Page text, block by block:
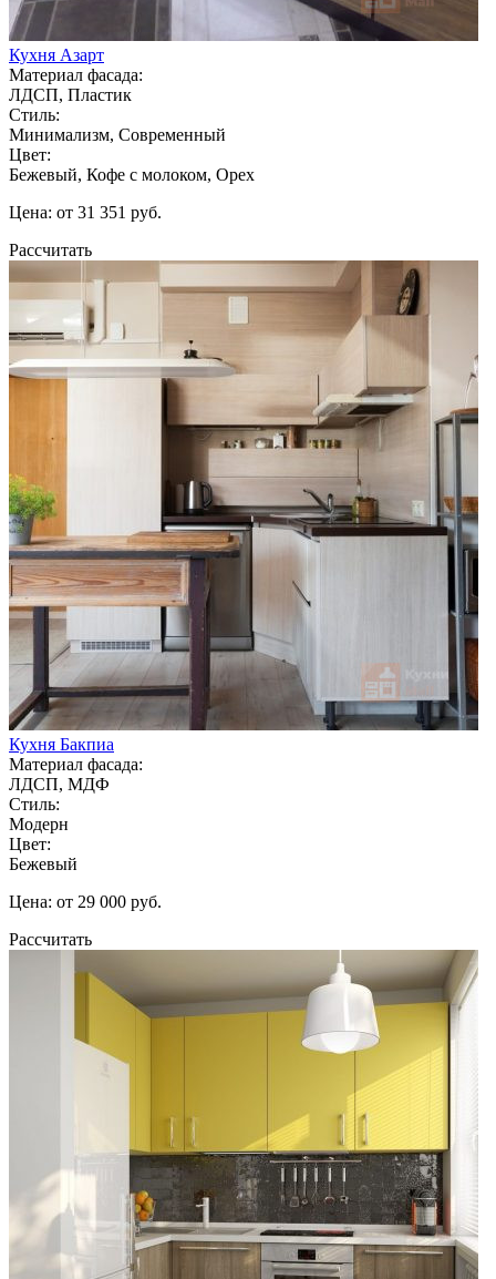
Кухня Азарт
Материал фасада:
ЛДСП, Пластик
Стиль:
Минимализм, Современный
Цвет:
Бежевый, Кофе с молоком, Орех
Цена: от 31 351 руб.
Рассчитать
Кухня Бакпиа
Материал фасада:
ЛДСП, МДФ
Стиль:
Модерн
Цвет:
Бежевый
Цена: от 29 000 руб.
Рассчитать